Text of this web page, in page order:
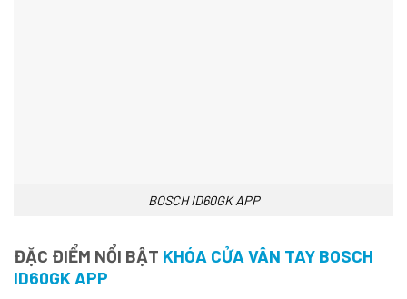
BOSCH ID60GK APP
ĐẶC ĐIỂM NỔI BẬT KHÓA CỬA VÂN TAY BOSCH
ID60GK APP